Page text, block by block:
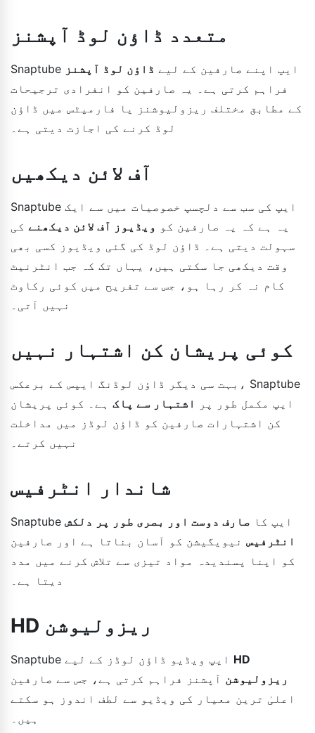
متعدد ڈاؤن لوڈ آپشنز
Snaptube ایپ اپنے صارفین کے لیے ڈاؤن لوڈ آپشنز
فراہم کرتی ہے۔ یہ صارفین کو انفرادی ترجیحات
کے مطابق مختلف ریزولیوشنز یا فارمیٹس میں ڈاؤن
لوڈ کرنے کی اجازت دیتی ہے۔
آف لائن دیکھیں
Snaptube ایپ کی سب سے دلچسپ خصوصیات میں سے ایک
یہ ہے کہ یہ صارفین کو ویڈیوز آف لائن دیکھنے کی
سہولت دیتی ہے۔ ڈاؤن لوڈ کی گئی ویڈیوز کسی بھی
وقت دیکھی جا سکتی ہیں، یہاں تک کہ جب انٹرنیٹ
کام نہ کر رہا ہو، جس سے تفریح میں کوئی رکاوٹ
نہیں آتی۔
کوئی پریشان کن اشتہار نہیں
بہت سی دیگر ڈاؤن لوڈنگ ایپس کے برعکس، Snaptube
ایپ مکمل طور پر
اشتہار سے پاک ہے۔ کوئی پریشان
کن اشتہارات صارفین کو ڈاؤن لوڈز میں مداخلت
نہیں کرتے۔
شاندار انٹرفیس
Snaptube ایپ کا صارف دوست اور بصری طور پر دلکش
انٹرفیس نیویگیشن کو آسان بناتا ہے اور صارفین
کو اپنا پسندیدہ مواد تیزی سے تلاش کرنے میں مدد
دیتا ہے۔
HD ریزولیوشن
HD
ریزولیوشن آپشنز فراہم کرتی ہے، جس سے صارفین
اعلیٰ ترین معیار کی ویڈیو سے لطف اندوز ہو سکتے
ہیں۔